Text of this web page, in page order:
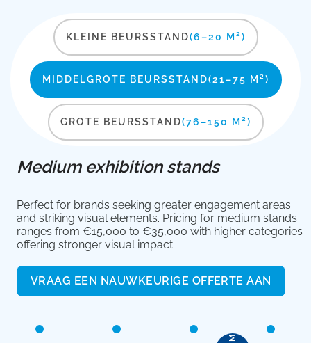
KLEINE BEURSSTAND(6–20 M²)
MIDDELGROTE BEURSSTAND(21–75 M²)
GROTE BEURSSTAND(76–150 M²)
Medium exhibition stands
Perfect for brands seeking greater engagement areas
and striking visual elements. Pricing for medium stands
ranges from €15,000 to €35,000 with higher categories
offering stronger visual impact.
VRAAG EEN NAUWKEURIGE OFFERTE AAN